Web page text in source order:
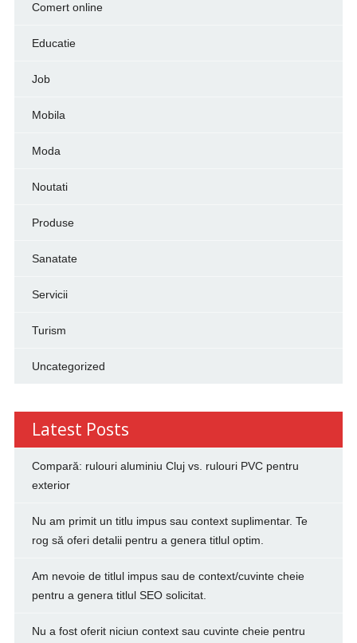
Comert online
Educatie
Job
Mobila
Moda
Noutati
Produse
Sanatate
Servicii
Turism
Uncategorized
Latest Posts
Compară: rulouri aluminiu Cluj vs. rulouri PVC pentru
exterior
Nu am primit un titlu impus sau context suplimentar. Te
rog să oferi detalii pentru a genera titlul optim.
Am nevoie de titlul impus sau de context/cuvinte cheie
pentru a genera titlul SEO solicitat.
Nu a fost oferit niciun context sau cuvinte cheie pentru